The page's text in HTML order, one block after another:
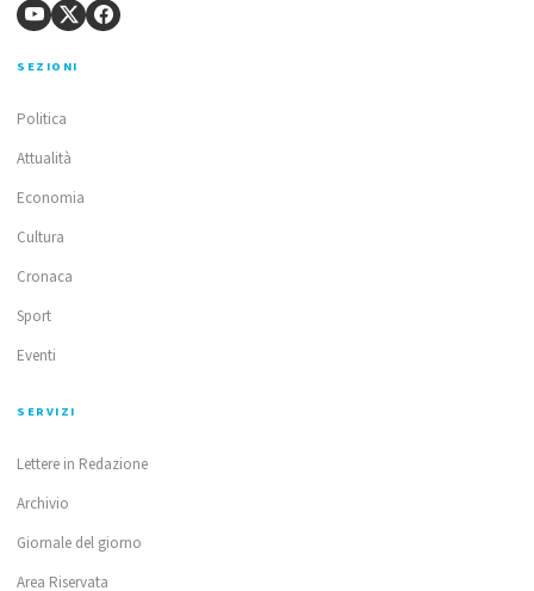
SEZIONI
Politica
Attualità
Economia
Cultura
Cronaca
Sport
Eventi
SERVIZI
Lettere in Redazione
Archivio
Giornale del giorno
Area Riservata